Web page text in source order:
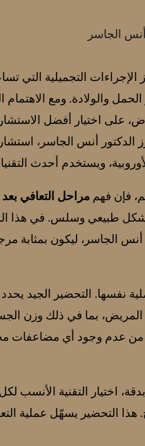
أنس الجاسر
التجميلية التي
الحمل والولادة. ومع
على اختيار أفضل
الدكتور أنس الجاسر،
ويستخدم أحدث
فإن فهممراحل التعافي
بشكل طبيعي وسلس. في هذا
أنس الجاسر، ليكون
نفسها. التحضير الجيد
بما في ذلك وزن
من عدم وجود أي مضاعفات
اختيار التقنية
هذا التحضير يسهّل عملية